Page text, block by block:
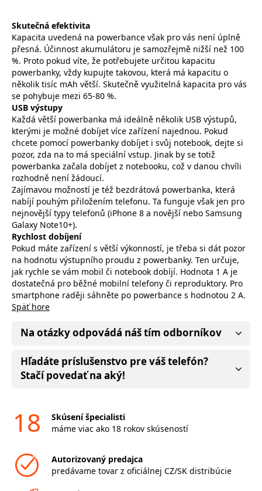
Skutečná efektivita
Kapacita uvedená na powerbance však pro vás není úplně
přesná. Účinnost akumulátoru je samozřejmě nižší než 100
%. Proto pokud víte, že potřebujete určitou kapacitu
powerbanky, vždy kupujte takovou, která má kapacitu o
několik tisíc mAh větší. Skutečně využitelná kapacita pro vás
se pohybuje mezi 65-80 %.
USB výstupy
Každá větší powerbanka má ideálně několik USB výstupů,
kterými je možné dobíjet více zařízení najednou. Pokud
chcete pomocí powerbanky dobíjet i svůj notebook, dejte si
pozor, zda na to má speciální vstup. Jinak by se totiž
powerbanka začala dobíjet z notebooku, což v danou chvíli
rozhodně není žádoucí.
Zajímavou možností je též bezdrátová powerbanka, která
nabíjí pouhým přiložením telefonu. Ta funguje však jen pro
nejnovější typy telefonů (iPhone 8 a novější nebo Samsung
Galaxy Note10+).
Rychlost dobíjení
Pokud máte zařízení s větší výkonností, je třeba si dát pozor
na hodnotu výstupního proudu z powerbanky. Ten určuje,
jak rychle se vám mobil či notebook dobíjí. Hodnota 1 A je
dostatečná pro běžné mobilní telefony či reproduktory. Pro
smartphone raději sáhněte po powerbance s hodnotou 2 A.
Späť hore
Na otázky odpovádá náš tím odborníkov
Hľadáte príslušenstvo pre váš telefón?
Stačí povedať na aký!
18
Skúsení špecialisti
máme viac ako 18 rokov skúseností
Autorizovaný predajca
predávame tovar z oficiálnej CZ/SK distribúcie